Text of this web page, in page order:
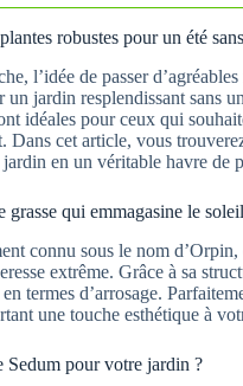
robustes pour un été
l’idée de passer
un jardin resplendissant sans
idéales pour ceux qui
Dans cet article, vous
en un véritable havre de
grasse qui emmagasine le soleil
connu sous le nom
extrême. Grâce à sa
termes d’arrosage.
une touche esthétique à
Sedum pour votre jardin ?